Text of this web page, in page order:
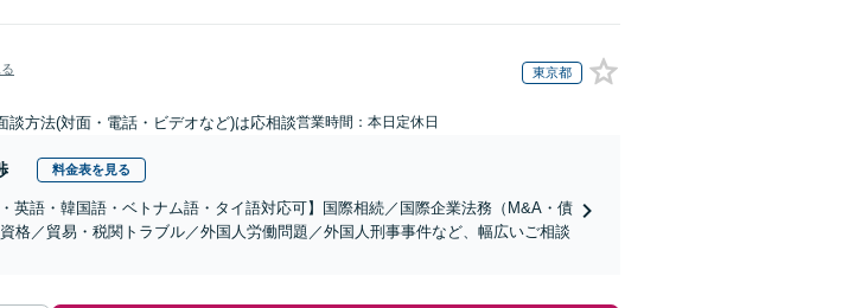
東京都
談方法(対面・電話・ビデオなど)は応相談営業時間：本日定休日
料金表を見る
英語・韓国語・ベトナム語・タイ語対応可】国際相続／国際企業法務（M&A・債
格／貿易・税関トラブル／外国人労働問題／外国人刑事事件など、幅広いご相談